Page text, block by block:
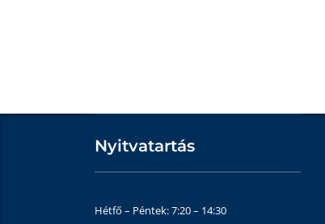
Nyitvatartás
Hétfő – Péntek: 7:20 – 14:30